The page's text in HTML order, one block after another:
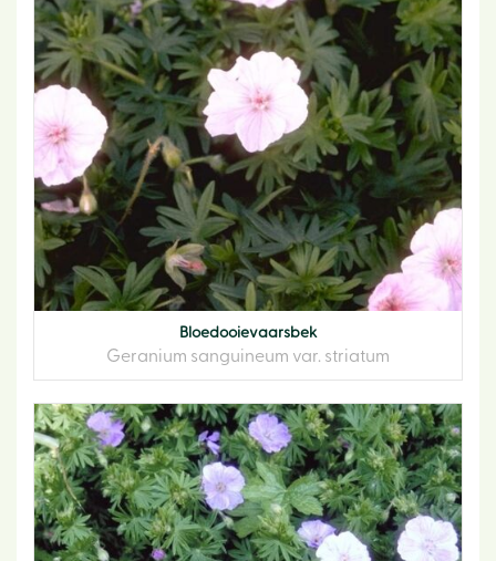
Bloedooievaarsbek
Geranium sanguineum var. striatum